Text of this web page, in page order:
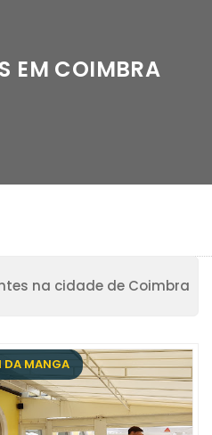
EM COIMBRA
na cidade de Coimbra
DA MANGA